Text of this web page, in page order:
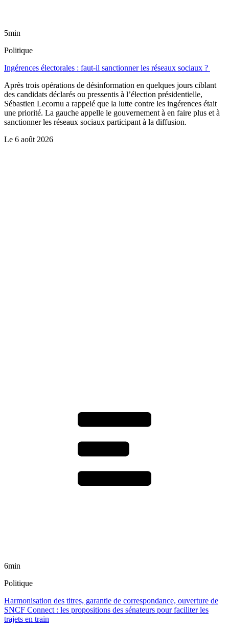
5min
Politique
Ingérences électorales : faut-il sanctionner les réseaux sociaux ?
Après trois opérations de désinformation en quelques jours ciblant
des candidats déclarés ou pressentis à l’élection présidentielle,
Sébastien Lecornu a rappelé que la lutte contre les ingérences était
une priorité. La gauche appelle le gouvernement à en faire plus et à
sanctionner les réseaux sociaux participant à la diffusion.
Le 6 août 2026
6min
Politique
Harmonisation des titres, garantie de correspondance, ouverture de
SNCF Connect : les propositions des sénateurs pour faciliter les
trajets en train